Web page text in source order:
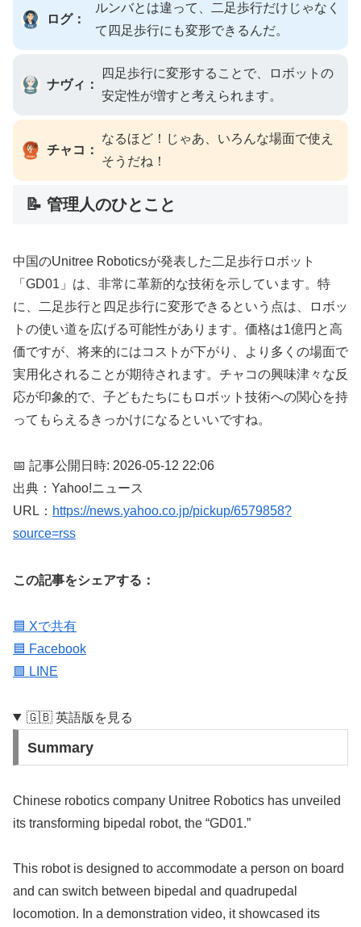
ログ：
ルンバとは違って、二足歩行だけじゃなく
て四足歩行にも変形できるんだ。
ナヴィ：
四足歩行に変形することで、ロボットの
安定性が増すと考えられます。
チャコ：
なるほど！じゃあ、いろんな場面で使え
そうだね！
📝 管理人のひとこと
中国のUnitree Roboticsが発表した二足歩行ロボット
「GD01」は、非常に革新的な技術を示しています。特
に、二足歩行と四足歩行に変形できるという点は、ロボッ
トの使い道を広げる可能性があります。価格は1億円と高
価ですが、将来的にはコストが下がり、より多くの場面で
実用化されることが期待されます。チャコの興味津々な反
応が印象的で、子どもたちにもロボット技術への関心を持
ってもらえるきっかけになるといいですね。
📅 記事公開日時: 2026-05-12 22:06
出典：Yahoo!ニュース
URL： https://news.yahoo.co.jp/pickup/6579858?
source=rss
この記事をシェアする：
🟦 Xで共有
🟦 Facebook
🟩 LINE
🇬🇧 英語版を見る
Summary
Chinese robotics company Unitree Robotics has unveiled
its transforming bipedal robot, the “GD01.”
This robot is designed to accommodate a person on board
and can switch between bipedal and quadrupedal
locomotion. In a demonstration video, it showcased its